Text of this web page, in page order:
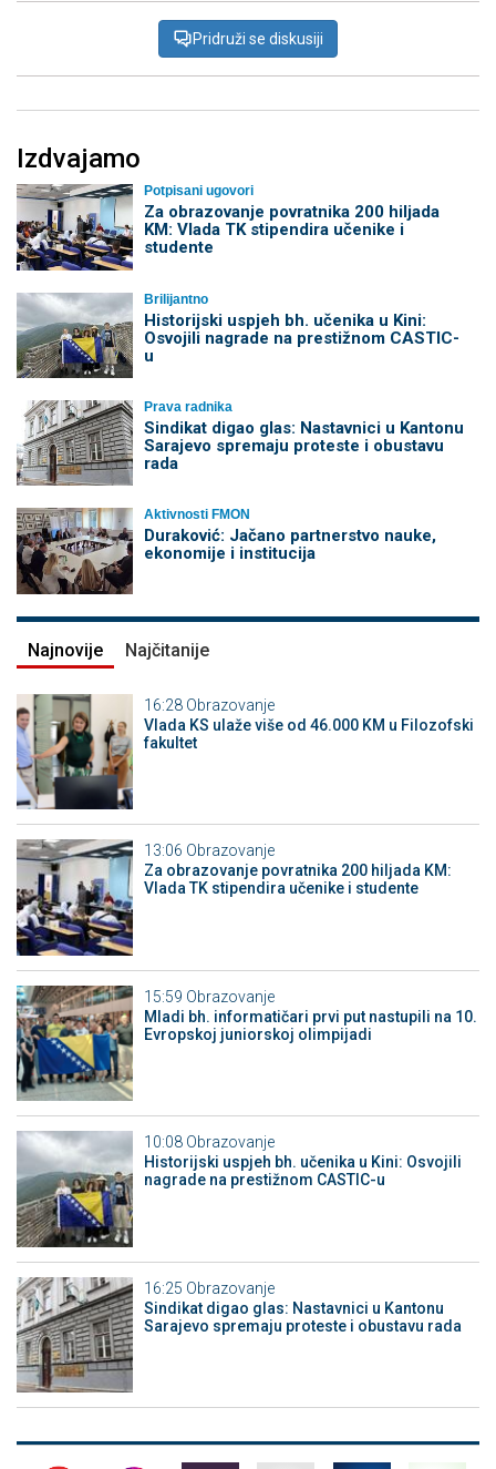
Pridruži se diskusiji
Izdvajamo
Potpisani ugovori
Za obrazovanje povratnika 200 hiljada
KM: Vlada TK stipendira učenike i
studente
Brilijantno
Historijski uspjeh bh. učenika u Kini:
Osvojili nagrade na prestižnom CASTIC-
u
Prava radnika
Sindikat digao glas: Nastavnici u Kantonu
Sarajevo spremaju proteste i obustavu
rada
Aktivnosti FMON
Duraković: Jačano partnerstvo nauke,
ekonomije i institucija
Najnovije Najčitanije
16:28 Obrazovanje
Vlada KS ulaže više od 46.000 KM u Filozofski
fakultet
13:06 Obrazovanje
Za obrazovanje povratnika 200 hiljada KM:
Vlada TK stipendira učenike i studente
15:59 Obrazovanje
Mladi bh. informatičari prvi put nastupili na 10.
Evropskoj juniorskoj olimpijadi
10:08 Obrazovanje
Historijski uspjeh bh. učenika u Kini: Osvojili
nagrade na prestižnom CASTIC-u
16:25 Obrazovanje
Sindikat digao glas: Nastavnici u Kantonu
Sarajevo spremaju proteste i obustavu rada